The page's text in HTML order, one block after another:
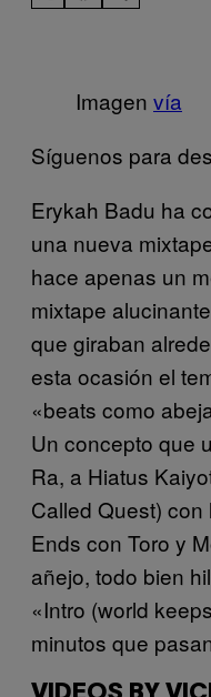
Imagen vía
Síguenos para
Erykah Badu ha
una nueva
hace apenas un
mixtape
que giraban
esta ocasión el
«beats como
Un concepto que
Ra, a Hiatus
Called Quest)
Ends con Toro y
añejo, todo bien
«Intro (world
minutos que